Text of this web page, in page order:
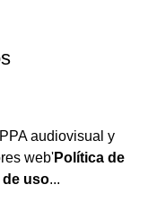
audiovisual y
web'Política de
uso...